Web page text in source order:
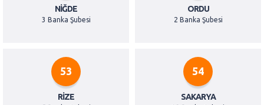
NIĞDE
3 Banka Şubesi
ORDU
2 Banka Şubesi
53
RIZE
54
SAKARYA